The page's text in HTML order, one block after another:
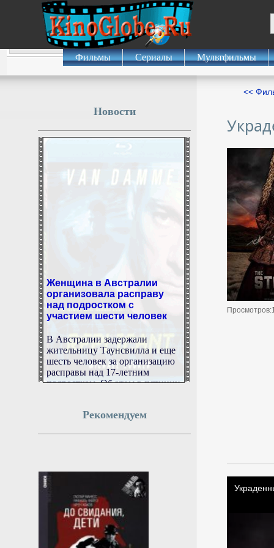
Фильмы Сериалы Мультфильмы
<<
Новости
Женщина в Австралии
организовала расправу
над подростком с
участием шести человек
В Австралии задержали
жительницу Таунсвилла и еще
шесть человек за организацию
расправы над 17-летним
подростком. Об этом в пятницу,
8 августа 2026г.
помощь Украине
Генерал-лейтенант Чарльз
Костанза снят с должности
командующего 5-м армейским
корпусом США почти за два
месяца до истечения планового
Рекомендуем